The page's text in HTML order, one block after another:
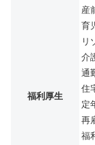
福利厚生
産
育
リ
介
通
住
定
再
福